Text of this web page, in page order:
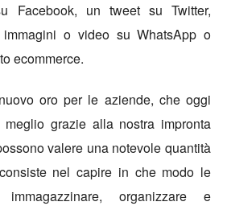
Facebook, un tweet su Twitter,
immagini o video su WhatsApp o
ecommerce.
oro per le aziende, che oggi
meglio grazie alla nostra impronta
valere una notevole quantità
nel capire in che modo le
organizzare e